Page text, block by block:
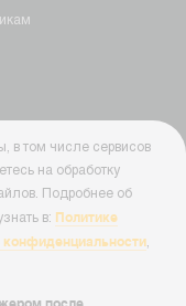
цены и иные материалы
в том числе сервисов
на обработку
Подробнее об
в: Политике
конфиденциальности,